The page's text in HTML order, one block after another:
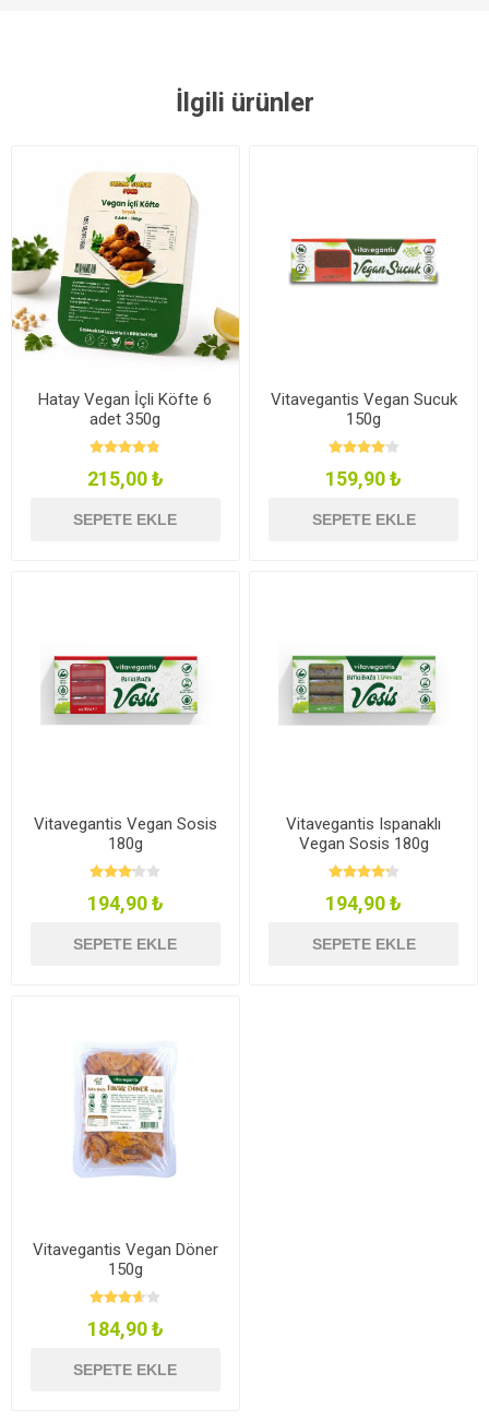
İlgili ürünler
Hatay Vegan İçli Köfte 6
adet 350g
215,00 ₺
SEPETE EKLE
Vitavegantis Vegan Sucuk
150g
159,90 ₺
SEPETE EKLE
Vitavegantis Vegan Sosis
180g
194,90 ₺
SEPETE EKLE
Vitavegantis Ispanaklı
Vegan Sosis 180g
194,90 ₺
SEPETE EKLE
Vitavegantis Vegan Döner
150g
184,90 ₺
SEPETE EKLE